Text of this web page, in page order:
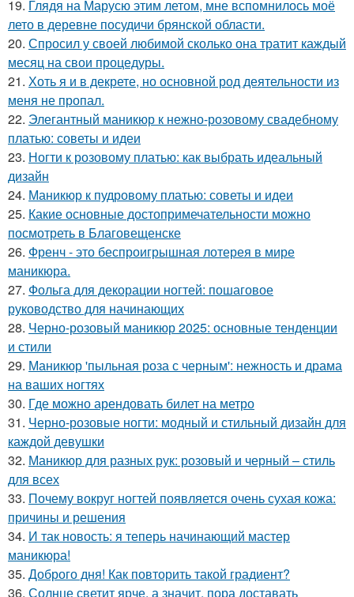
19. Глядя на Марусю этим летом, мне вспомнилось моё
лето в деревне посудичи брянской области.
20. Спросил у своей любимой сколько она тратит каждый
месяц на свои процедуры.
21. Хоть я и в декрете, но основной род деятельности из
меня не пропал.
22. Элегантный маникюр к нежно-розовому свадебному
платью: советы и идеи
23. Ногти к розовому платью: как выбрать идеальный
дизайн
24. Маникюр к пудровому платью: советы и идеи
25. Какие основные достопримечательности можно
посмотреть в Благовещенске
26. Френч - это беспроигрышная лотерея в мире
маникюра.
27. Фольга для декорации ногтей: пошаговое
руководство для начинающих
28. Черно-розовый маникюр 2025: основные тенденции
и стили
29. Маникюр 'пыльная роза с черным': нежность и драма
на ваших ногтях
30. Где можно арендовать билет на метро
31. Черно-розовые ногти: модный и стильный дизайн для
каждой девушки
32. Маникюр для разных рук: розовый и черный – стиль
для всех
33. Почему вокруг ногтей появляется очень сухая кожа:
причины и решения
34. И так новость: я теперь начинающий мастер
маникюра!
35. Доброго дня! Как повторить такой градиент?
36. Солнце светит ярче, а значит, пора доставать